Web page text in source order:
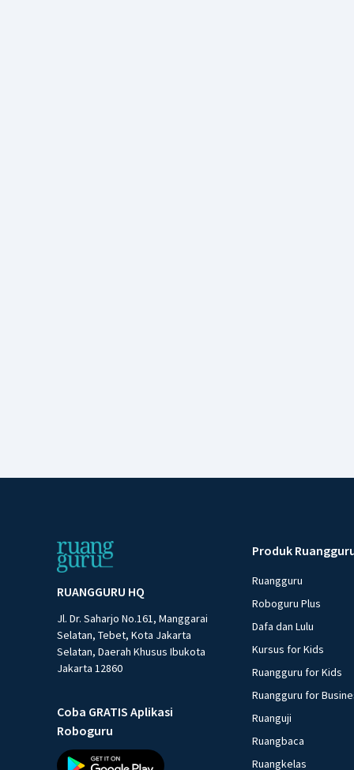
RUANGGURU HQ
Jl. Dr. Saharjo No.161, Manggarai
Selatan, Tebet, Kota Jakarta
Selatan, Daerah Khusus Ibukota
Jakarta 12860
Coba GRATIS Aplikasi
Roboguru
Produk
Ruangguru
Roboguru Plus
Dafa dan Lulu
Kursus for Kids
Ruangguru for Kids
Ruangguru for
Ruanguji
Ruangbaca
Ruangkelas